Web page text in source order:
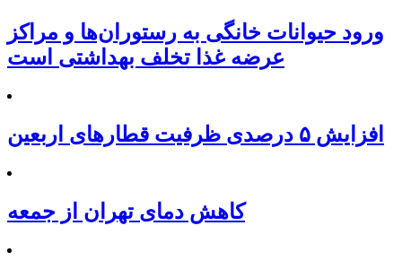
ورود حیوانات خانگی به رستوران‌ها و مراکز
عرضه غذا تخلف بهداشتی است
افزایش ۵ درصدی ظرفیت قطارهای اربعین
کاهش دمای تهران از جمعه